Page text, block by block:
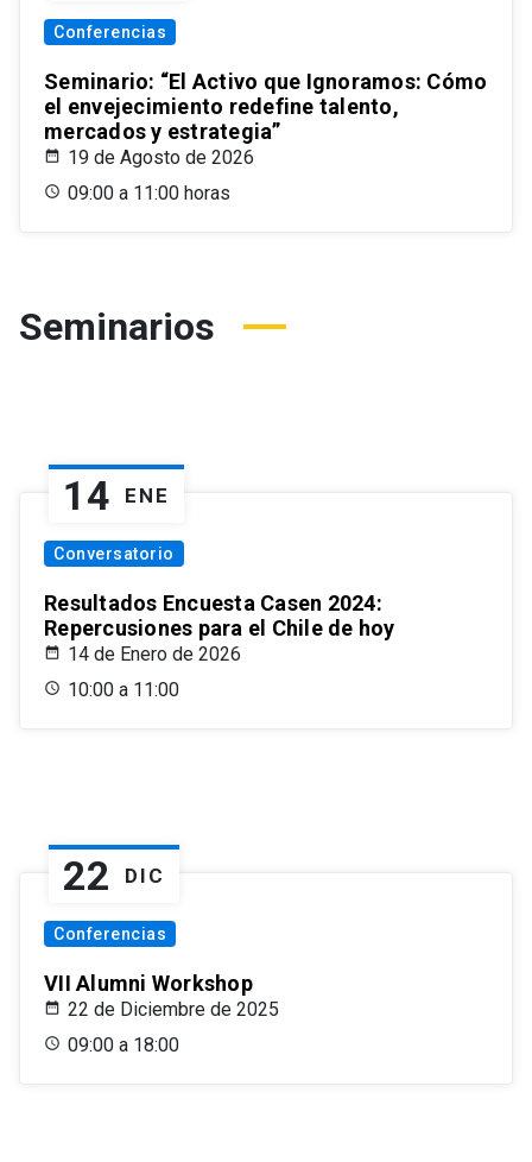
Conferencias
Seminario: “El Activo que Ignoramos: Cómo
el envejecimiento redefine talento,
mercados y estrategia”
19 de Agosto de 2026
09:00 a 11:00 horas
Seminarios
14 ENE
Conversatorio
Resultados Encuesta Casen 2024:
Repercusiones para el Chile de hoy
14 de Enero de 2026
10:00 a 11:00
22 DIC
Conferencias
VII Alumni Workshop
22 de Diciembre de 2025
09:00 a 18:00